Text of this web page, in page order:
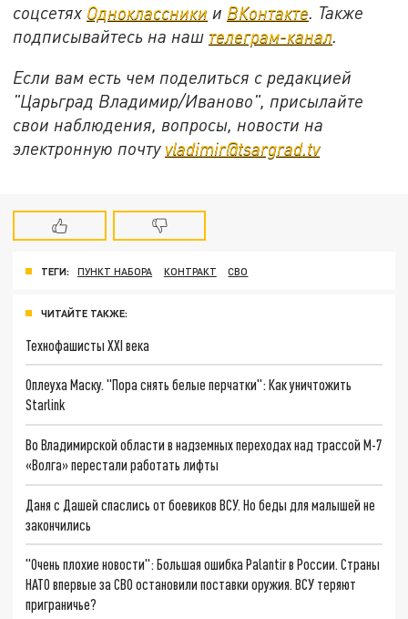
соцсетях Одноклассники и ВКонтакте . Также
подписывайтесь на наш телеграм-канал
Если вам есть чем поделиться с редакцией
"Царьград Владимир/Иваново", присылайте
свои наблюдения, вопросы, новости на
электронную почту vladimir@tsargrad.tv
ТЕГИ: ПУНКТ НАБОРА КОНТРАКТ СВО
ЧИТАЙТЕ ТАКЖЕ:
Технофашисты XXI века
Оплеуха Маску. "Пора снять белые перчатки": Как уничтожить
Starlink
Во Владимирской области в надземных переходах над трассой М-7
«Волга» перестали работать лифты
Даня с Дашей спаслись от боевиков ВСУ. Но беды для малышей не
закончились
"Очень плохие новости": Большая ошибка Palantir в России. Страны
НАТО впервые за СВО остановили поставки оружия. ВСУ теряют
приграничье?